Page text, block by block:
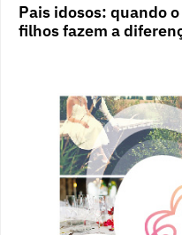
Pais idosos: quando
filhos fazem a